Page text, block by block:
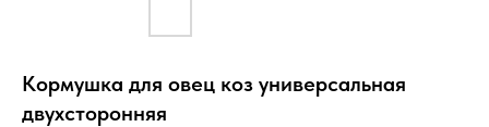
Кормушка для овец коз универсальная
двухсторонняя